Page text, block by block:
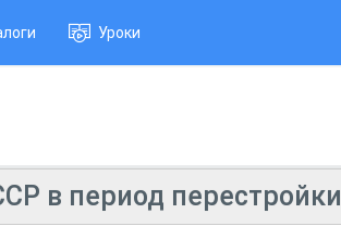
Уроки
в период перестройки